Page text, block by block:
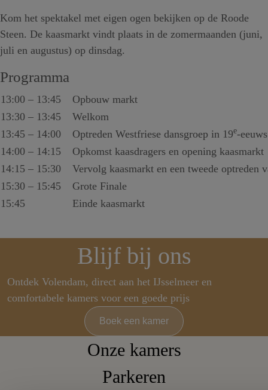
Kom het spektakel met eigen ogen bekijken op de Roode
Steen. De kaasmarkt vindt plaats in de zomermaanden (juni,
juli en augustus) op dinsdag.
Programma
13:00 – 13:45
Opbouw markt
13:30 – 13:45
Welkom
13:45 – 14:00
Optreden Westfriese dansgroep in 19e-
14:00 – 14:15
Opkomst kaasdragers en opening kaasmarkt
14:15 – 15:30
Vervolg kaasmarkt en een tweede optreden
15:30 – 15:45
Grote Finale
15:45
Einde kaasmarkt
Onze kamers
Parkeren
Blijf bij ons
Ontdek Volendam, direct aan het IJsselmeer en
comfortabele kamers voor een goede prijs
Boek een kamer